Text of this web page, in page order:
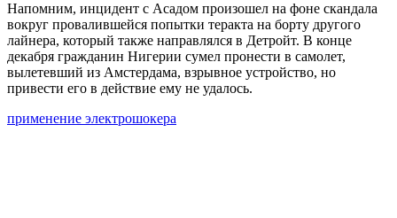
Напомним, инцидент с Асадом произошел на фоне скандала
вокруг провалившейся попытки теракта на борту другого
лайнера, который также направлялся в Детройт. В конце
декабря гражданин Нигерии сумел пронести в самолет,
вылетевший из Амстердама, взрывное устройство, но
привести его в действие ему не удалось.
применение электрошокера